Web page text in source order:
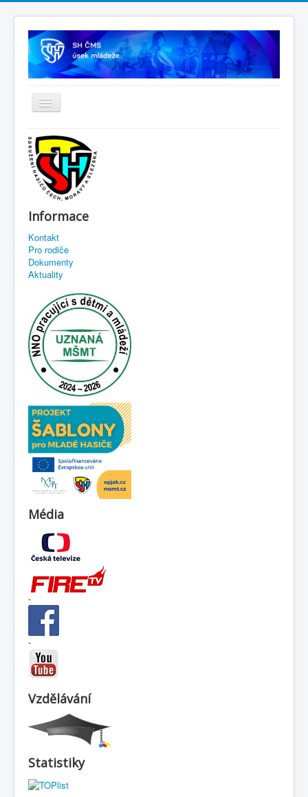
Informace
Kontakt
Pro rodiče
Dokumenty
Aktuality
Média
-
-
Vzdělávání
Statistiky